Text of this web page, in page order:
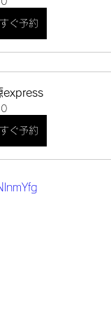
ぐ予約
express
ぐ予約